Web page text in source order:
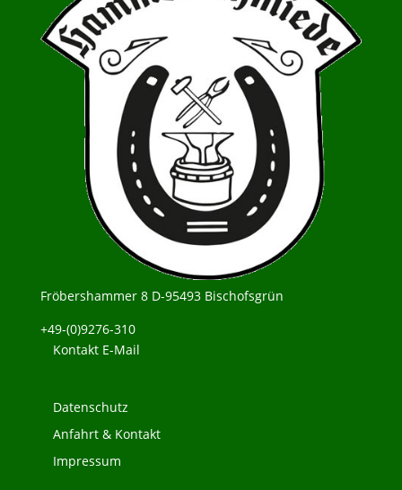
Fröbershammer 8 D-95493 Bischofsgrün
+49-(0)9276-310
Kontakt E-Mail
Datenschutz
Anfahrt & Kontakt
Impressum